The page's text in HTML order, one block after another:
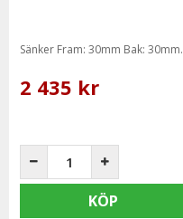
Sänker Fram: 30mm Bak: 30mm.
2 435 kr
KÖP